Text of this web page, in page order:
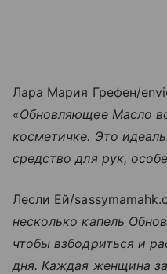
Лара Мария Грефен/
«Обновляющее Масло
косметичке. Это
средство для рук,
Лесли Ей/
несколько капель
чтобы взбодриться и
дня. Каждая женщина